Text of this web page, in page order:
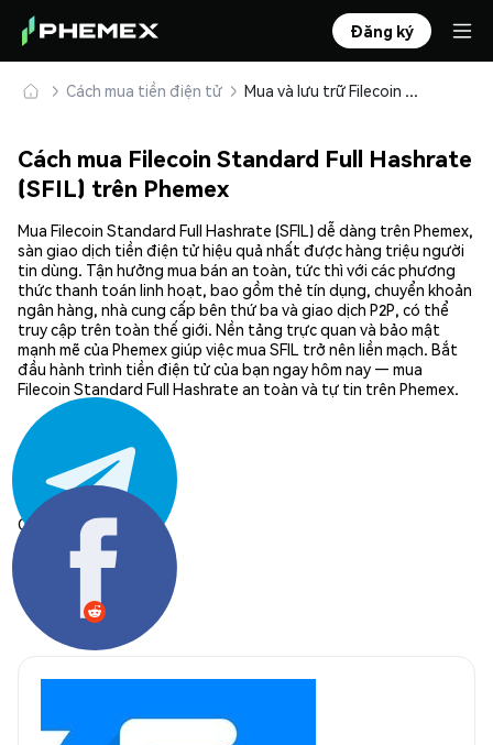
Đăng ký
Cách mua tiền điện tử Mua và lưu trữ Filecoin Standard Full Hashrate (SFIL) an toàn
Cách mua Filecoin Standard Full Hashrate
(SFIL) trên Phemex
Mua Filecoin Standard Full Hashrate (SFIL) dễ dàng trên Phemex,
sàn giao dịch tiền điện tử hiệu quả nhất được hàng triệu người
tin dùng. Tận hưởng mua bán an toàn, tức thì với các phương
thức thanh toán linh hoạt, bao gồm thẻ tín dụng, chuyển khoản
ngân hàng, nhà cung cấp bên thứ ba và giao dịch P2P, có thể
truy cập trên toàn thế giới. Nền tảng trực quan và bảo mật
mạnh mẽ của Phemex giúp việc mua SFIL trở nên liền mạch. Bắt
đầu hành trình tiền điện tử của bạn ngay hôm nay — mua
Filecoin Standard Full Hashrate an toàn và tự tin trên Phemex.
Chia sẻ: